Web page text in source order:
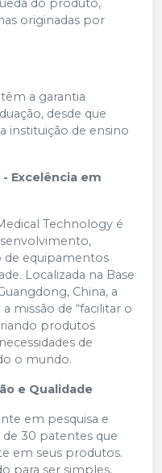
do produto,
originadas por
a garantia
desde que
instituição de ensino
Excelência em
Technology é
de equipamentos
Localizada na Base
China, a
missão de “facilitar o
produtos
de
o mundo.
e Qualidade
em pesquisa e
30 patentes que
em seus produtos.
para ser simples,